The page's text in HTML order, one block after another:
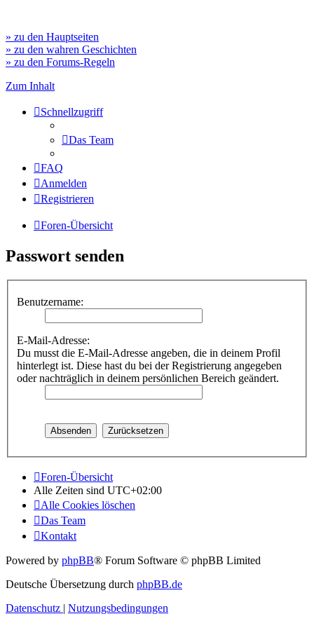
» zu den Hauptseiten
» zu den wahren Geschichten
» zu den Forums-Regeln
Zum Inhalt
Schnellzugriff
Das Team
FAQ
Anmelden
Registrieren
Foren-Übersicht
Passwort senden
Benutzername:
E-Mail-Adresse:
Du musst die E-Mail-Adresse angeben, die in deinem Profil
hinterlegt ist. Diese hast du bei der Registrierung angegeben
oder nachträglich in deinem persönlichen Bereich geändert.
Foren-Übersicht
Alle Zeiten sind UTC+02:00
Alle Cookies löschen
Das Team
Kontakt
Powered by phpBB® Forum Software © phpBB Limited
Deutsche Übersetzung durch phpBB.de
Datenschutz | Nutzungsbedingungen